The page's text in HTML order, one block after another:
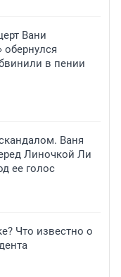
Вани
в пении
Ваня
Линочкой Ли
ее голос
Что известно о